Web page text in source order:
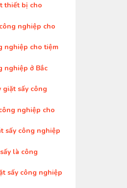
thiết bị cho
nghiệp cho
nghiệp cho tiệm
nghiệp ở Bắc
giặt sấy công
nghiệp cho
sấy công nghiệp
là công
sấy công nghiệp